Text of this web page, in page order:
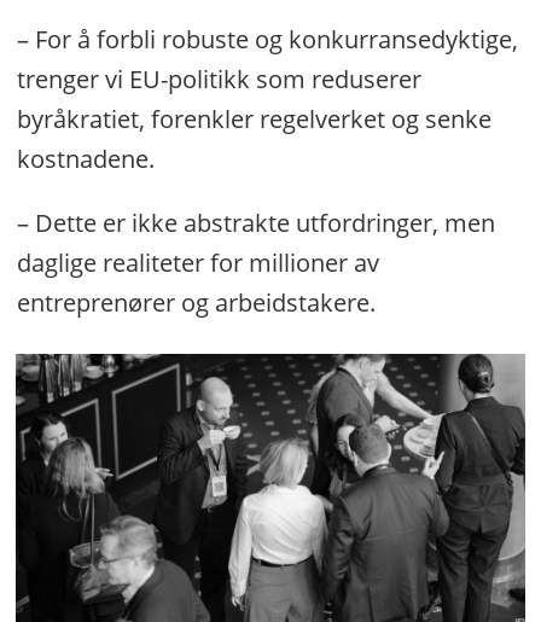
– For å forbli robuste og konkurransedyktige,
trenger vi EU-politikk som reduserer
byråkratiet, forenkler regelverket og senke
kostnadene.
– Dette er ikke abstrakte utfordringer, men
daglige realiteter for millioner av
entreprenører og arbeidstakere.